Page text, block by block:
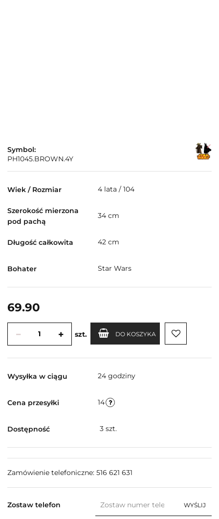
Symbol:
PH1045.BROWN.4Y
Wiek / Rozmiar 4 lata / 104
Szerokość mierzona
pod pachą
34 cm
Długość całkowita 42 cm
Bohater Star Wars
69.90
szt. DO KOSZYKA
Wysyłka w ciągu 24 godziny
Cena przesyłki 14
Dostępność 3 szt.
Zamówienie telefoniczne: 516 621 631
Zostaw telefon WYŚLIJ